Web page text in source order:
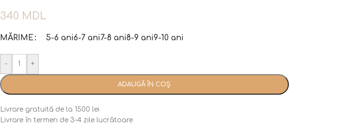
340 MDL
MĂRIME 5-6 ani6-7 ani7-8 ani8-9 ani9-10 ani
- +
ADAUGĂ ÎN COȘ
Livrare gratuită de la 1500 lei
Livrare în termen de 3-4 zile lucrătoare